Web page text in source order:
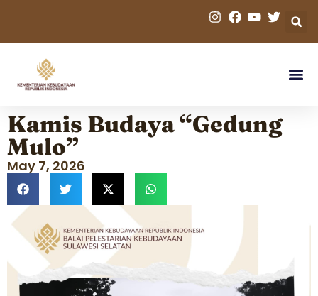
Kamis Budaya “Gedung
Mulo”
May 7, 2026